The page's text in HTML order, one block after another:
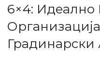
6×4: Идеално
Градинарски